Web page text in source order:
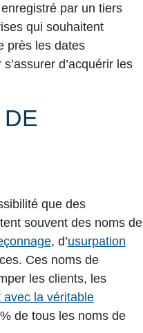
par un tiers
qui souhaitent
près les dates
d’acquérir les
que des
souvent des noms de
, d’usurpation
Ces noms de
les clients, les
avec la véritable
de tous les noms de